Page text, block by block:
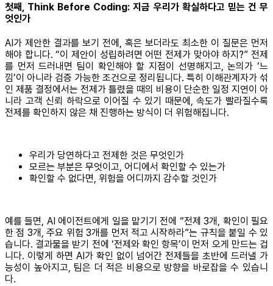
첫째, Think Before Coding: 지금 우리가 확실하다고 믿는 건 무
엇인가
AI가 제안한 결과를 보기 전에, 혹은 보더라도 최소한 이 질문은 먼저
해야 합니다. “이 제안이 성립하려면 어떤 전제가 맞아야 하지?” 전제
를 먼저 드러내면 팀이 확인해야 할 지점이 선명해지고, 논의가 ‘느
낌’이 아니라 검증 가능한 조건으로 정리됩니다. 특히 이해관계자가 섞
인 제품 결정에서는 전제가 틀렸을 때의 비용이 단순한 일정 지연이 아
니라 고객 신뢰 하락으로 이어질 수 있기 때문에, 속도가 빨라질수록
전제를 확인하지 않은 채 진행하는 방식이 더 위험해집니다.
우리가 당연하다고 전제한 것은 무엇인가
모르는 부분은 무엇이고, 어디에서 확인할 수 있는가
확인할 수 없다면, 위험을 어디까지 감수할 것인가
예를 들면, AI 에이전트에게 일을 맡기기 전에 “전제 3개, 확인이 필요
한 점 3개, 주요 위험 3개를 먼저 적고 시작하라”는 규칙을 붙일 수 있
습니다. 결과물을 받기 전에 ‘전제와 확인 항목’이 먼저 오게 만드는 겁
니다. 이렇게 하면 AI가 확인 없이 넘어간 전제들을 초반에 드러낼 가
능성이 높아지고, 팀은 더 적은 비용으로 방향을 바로잡을 수 있습니
다.